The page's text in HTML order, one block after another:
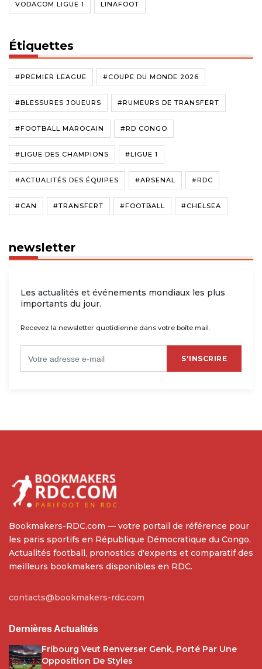
VODACOM LIGUE 1 LINAFOOT
Étiquettes
#PREMIER LEAGUE #COUPE DU MONDE 2026
#BLESSURES JOUEURS #RUMEURS DE TRANSFERT
#FOOTBALL MAROCAIN #RD CONGO
#LIGUE DES CHAMPIONS #LIGUE 1
#ACTUALITÉS DES ÉQUIPES #ARSENAL #RDC
#CAN #TRANSFERT #FOOTBALL #CHELSEA
newsletter
Les actualités et événements mondiaux les plus
importants du jour.
Recevez la newsletter quotidienne dans votre boîte mail.
S'INSCRIRE
Bookmakers-RDC.com — votre portail de référence pour
les paris sportifs en République Démocratique du Congo.
Actualités football, pronostics d'experts et comparatif des
meilleurs bookmakers disponibles en RDC.
contacts@bookmakers-rdc.com
Dernières Actualités
Fribourg Veut Renverser Genk, Porté Par Une
Opposition De Styles